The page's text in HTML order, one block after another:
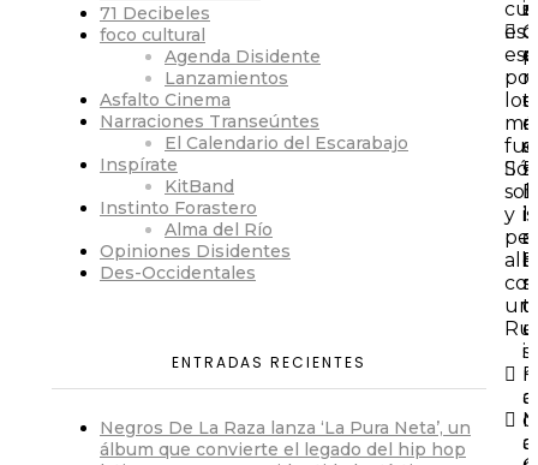
71 Decibeles
foco cultural
Agenda Disidente
Lanzamientos
Asfalto Cinema
Narraciones Transeúntes
El Calendario del Escarabajo
Inspírate
KitBand
Instinto Forastero
Alma del Río
Opiniones Disidentes
Des-Occidentales
ENTRADAS RECIENTES
Negros De La Raza lanza ‘La Pura Neta’, un
álbum que convierte el legado del hip hop
es
por
los
y
allí
un
isi
d
e
n
t
e
s
E
n
l
a
E
s
q
u
i
n
a
N
a
s
O
pi
ni
o
n
e
s
D
isi
d
e
n
t
e
s
F
o
c
o